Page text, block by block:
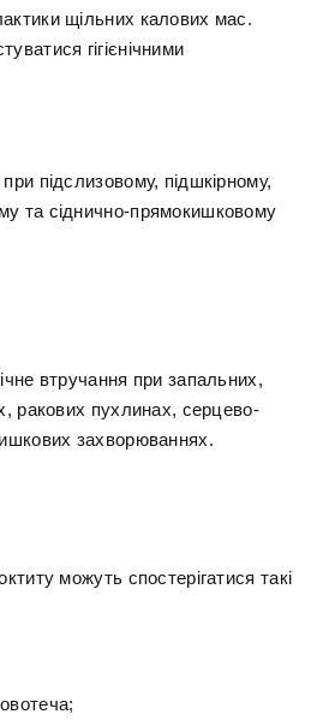
щільних калових мас.
гігієнічними
підслизовому, підшкірному,
та сіднично-прямокишковому
втручання при запальних,
ракових пухлинах, серцево-
захворюваннях.
можуть спостерігатися такі